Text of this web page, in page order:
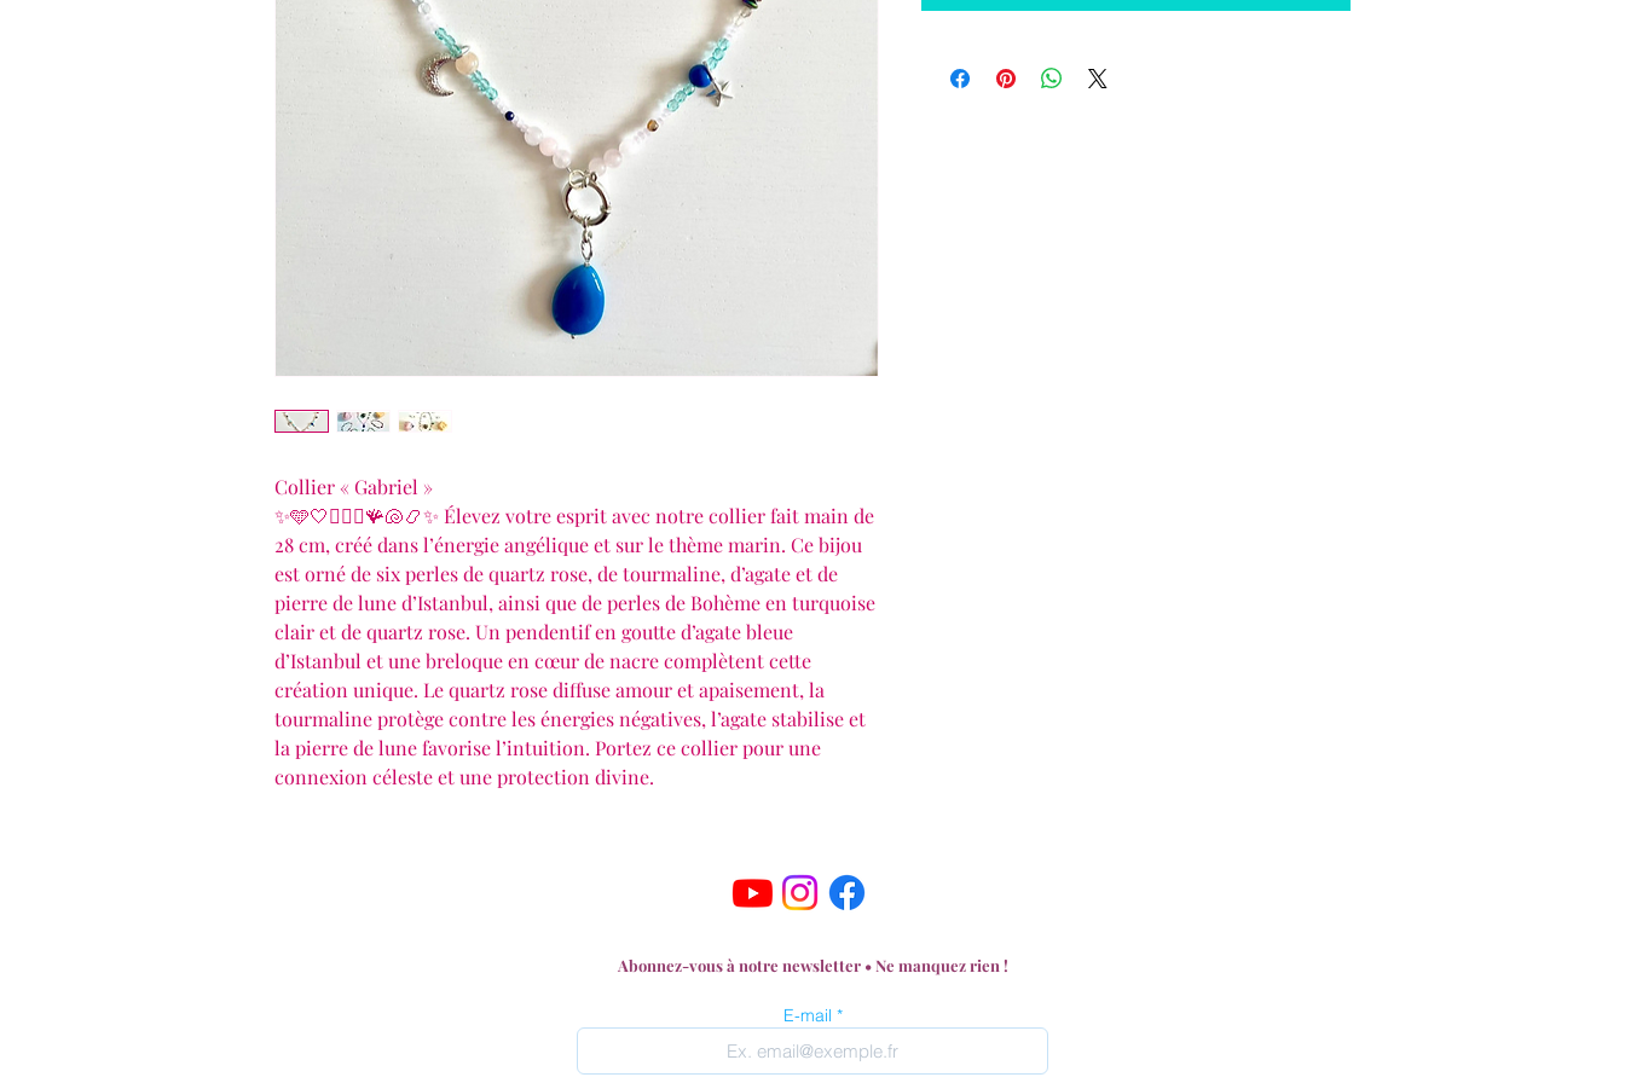
Collier « Gabriel »
✨🩵🤍🧜🏻‍♀️🪸🐚📿✨ Élevez votre esprit avec notre collier fait main de
28 cm, créé dans l’énergie angélique et sur le thème marin. Ce bijou
est orné de six perles de quartz rose, de tourmaline, d’agate et de
pierre de lune d’Istanbul, ainsi que de perles de Bohème en turquoise
clair et de quartz rose. Un pendentif en goutte d’agate bleue
d’Istanbul et une breloque en cœur de nacre complètent cette
création unique. Le quartz rose diffuse amour et apaisement, la
tourmaline protège contre les énergies négatives, l’agate stabilise et
la pierre de lune favorise l’intuition. Portez ce collier pour une
connexion céleste et une protection divine.
Abonnez-vous à notre newsletter • Ne manquez rien !
E-mail